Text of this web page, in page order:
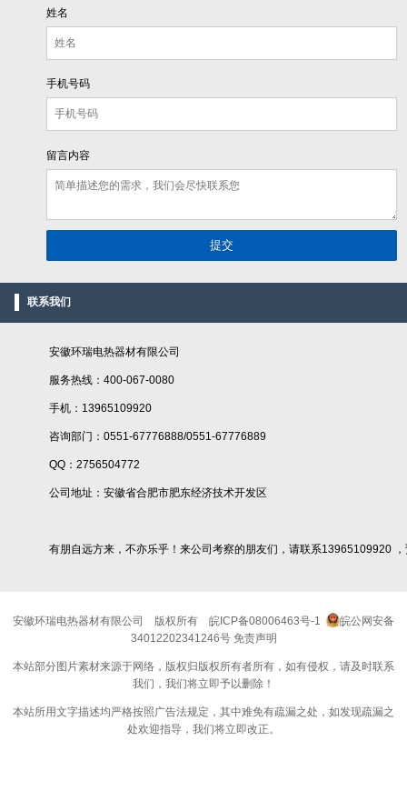
姓名
手机号码
留言内容
联系我们
安徽环瑞电热器材有限公司
服务热线：400-067-0080
手机：13965109920
咨询部门：0551-67776888/0551-67776889
QQ：2756504772
公司地址：安徽省合肥市肥东经济技术开发区
有朋自远方来，不亦乐乎！来公司考察的朋友们，请联系13965109920
安徽环瑞电热器材有限公司 版权所有 皖ICP备08006463号-1
皖公网安备
34012202341246号 免责声明
本站部分图片素材来源于网络，版权归版权所有者所有，如有侵权，请及时联系
我们，我们将立即予以删除！
本站所用文字描述均严格按照广告法规定，其中难免有疏漏之处，如发现疏漏之
处欢迎指导，我们将立即改正。